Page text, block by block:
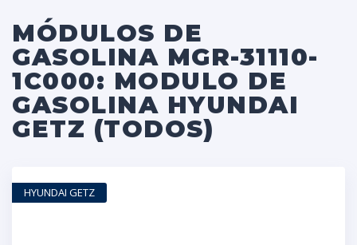
MÓDULOS DE
GASOLINA MGR-31110-
1C000: MODULO DE
GASOLINA HYUNDAI
GETZ (TODOS)
HYUNDAI GETZ